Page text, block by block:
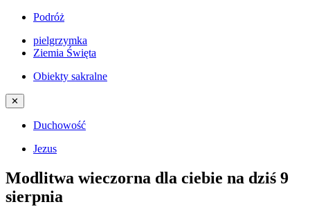
Podróż
pielgrzymka
Ziemia Święta
Obiekty sakralne
✕
Duchowość
Jezus
Modlitwa wieczorna dla ciebie na dziś 9
sierpnia